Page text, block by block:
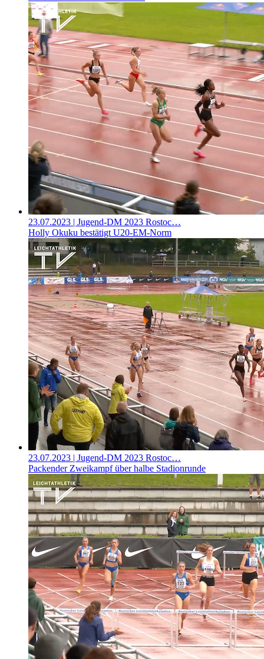
23.07.2023 | Jugend-DM 2023 Rostoc…
Holly Okuku bestätigt U20-EM-Norm
23.07.2023 | Jugend-DM 2023 Rostoc…
Packender Zweikampf über halbe Stadionrunde